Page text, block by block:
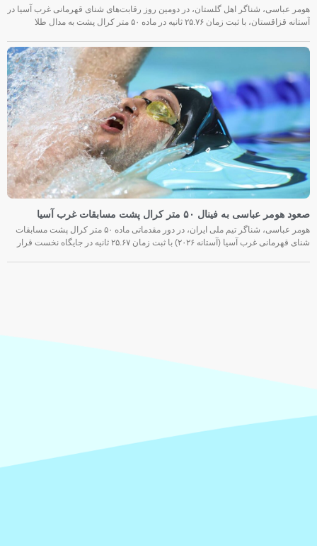
هومر عباسی، شناگر اهل گلستان، در دومین روز رقابت‌های شنای قهرمانی غرب آسیا در
آستانه قزاقستان، با ثبت زمان ۲۵.۷۶ ثانیه در ماده ۵۰ متر کرال پشت به مدال طلا
صعود هومر عباسی به فینال ۵۰ متر کرال پشت مسابقات غرب آسیا
هومر عباسی، شناگر تیم ملی ایران، در دور مقدماتی ماده ۵۰ متر کرال پشت مسابقات
شنای قهرمانی غرب آسیا (آستانه ۲۰۲۶) با ثبت زمان ۲۵.۶۷ ثانیه در جایگاه نخست قرار